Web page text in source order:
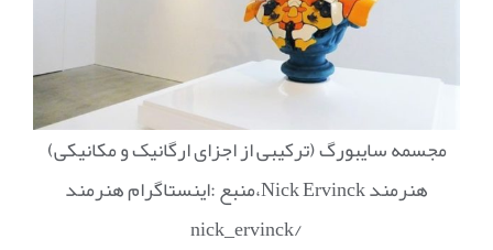
مجسمه سایبورگ (ترکیبی از اجزای ارگانیک و مکانیکی)
هنرمند Nick Ervinck،منبع :اینستاگرام هنرمند
/nick_ervinck